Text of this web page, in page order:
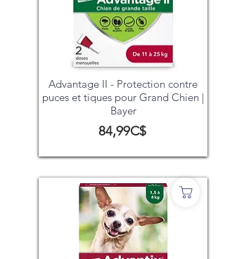
Advantage II - Protection contre
puces et tiques pour Grand Chien |
Bayer
84,99C$